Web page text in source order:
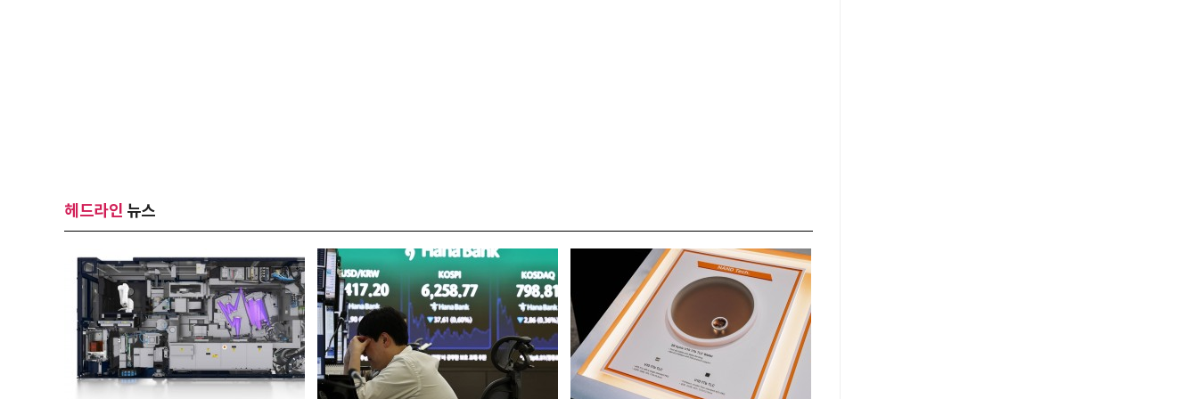
헤드라인 뉴스